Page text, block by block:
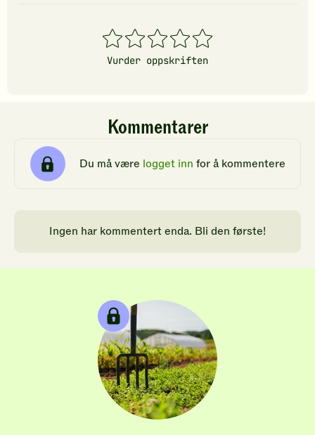
1
stjerner
2
stjerner
3
stjerner
4
stjerner
5
stjerner
Vurder oppskriften
Kommentarer
Du må være logget inn for å kommentere
Ingen har kommentert enda. Bli den første!